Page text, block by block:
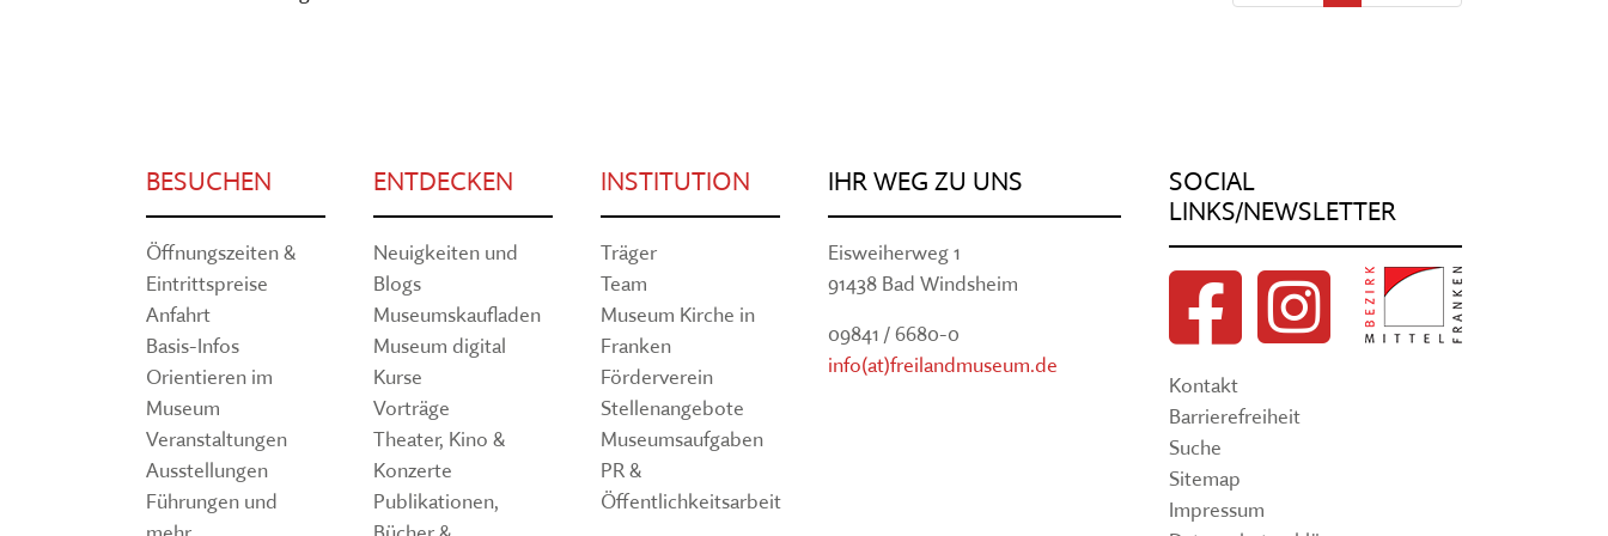
BESUCHEN
Öffnungszeiten &
Eintrittspreise
Anfahrt
Basis-Infos
Orientieren im
Museum
Veranstaltungen
Ausstellungen
Führungen und
ENTDECKEN
Neuigkeiten und
Blogs
Museumskaufladen
Museum digital
Kurse
Vorträge
Theater, Kino &
Konzerte
Publikationen,
INSTITUTION
Träger
Team
Museum Kirche in
Franken
Förderverein
Stellenangebote
Museumsaufgaben
PR &
Öffentlichkeitsarbeit
IHR WEG ZU UNS
Eisweiherweg 1
91438 Bad Windsheim
09841 / 6680-0
info(at)freilandmuseum.de
SOCIAL
LINKS/NEWSLETTER
Kontakt
Barrierefreiheit
Suche
Sitemap
Impressum